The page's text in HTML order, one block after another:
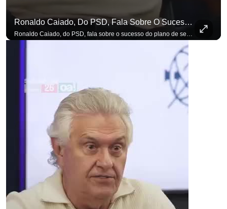
Ronaldo Caiado, Do PSD, Fala Sobre O Sucesso Do Plano De Segurança Pública